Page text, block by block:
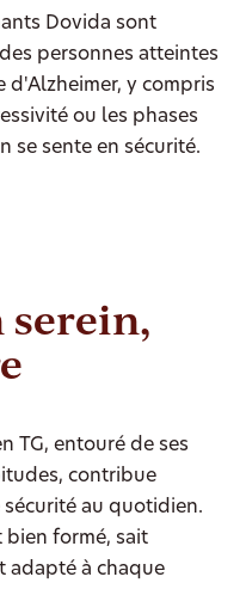
Dovida sont
personnes atteintes
d'Alzheimer, y compris
ou les phases
se sente en sécurité.
TG, entouré de ses
contribue
au quotidien.
bien formé, sait
adapté à chaque